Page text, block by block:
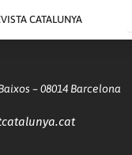
CATALUNYA
– 08014 Barcelona